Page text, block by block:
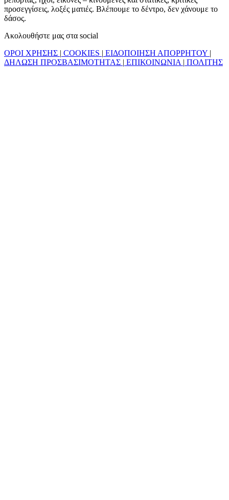
προσεγγίσεις, λοξές ματιές. Βλέπουμε το δέντρο, δεν χάνουμε το
δάσος.
Ακολουθήστε μας στα social
ΟΡΟΙ ΧΡΗΣΗΣ | COOKIES | ΕΙΔΟΠΟΙΗΣΗ ΑΠΟΡΡΗΤΟΥ |
ΔΗΛΩΣΗ ΠΡΟΣΒΑΣΙΜΟΤΗΤΑΣ | ΕΠΙΚΟΙΝΩΝΙΑ | ΠΟΛΙΤΗΣ